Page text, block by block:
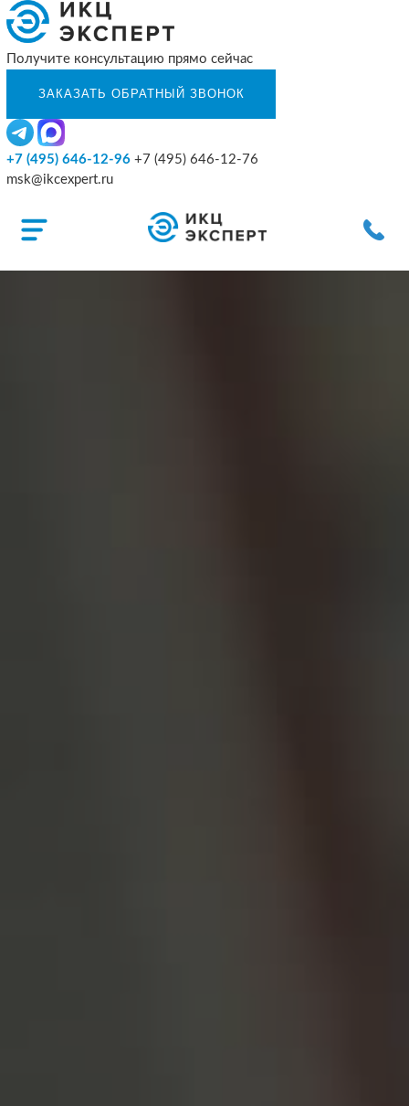
Получите консультацию прямо сейчас
+7 (495) 646-12-96 +7 (495) 646-12-76
msk@ikcexpert.ru